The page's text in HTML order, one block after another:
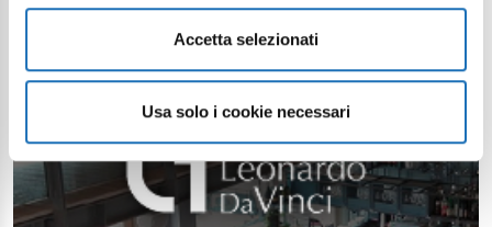
Accetta selezionati
Usa solo i cookie necessari